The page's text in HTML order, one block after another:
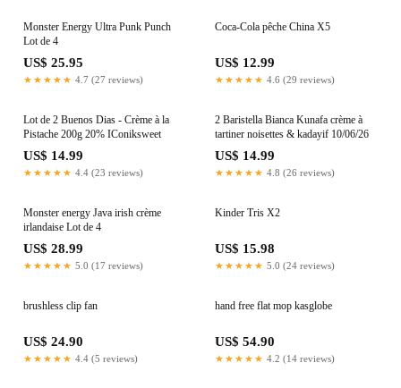
Monster Energy Ultra Punk Punch
Lot de 4
US$ 25.95
★★★★★ 4.7 (27 reviews)
Coca-Cola pêche China X5
US$ 12.99
★★★★★ 4.6 (29 reviews)
Lot de 2 Buenos Dias - Crème à la
Pistache 200g 20% IConiksweet
US$ 14.99
★★★★★ 4.4 (23 reviews)
2 Baristella Bianca Kunafa crème à
tartiner noisettes & kadayif 10/06/26
US$ 14.99
★★★★★ 4.8 (26 reviews)
Monster energy Java irish crème
irlandaise Lot de 4
US$ 28.99
★★★★★ 5.0 (17 reviews)
Kinder Tris X2
US$ 15.98
★★★★★ 5.0 (24 reviews)
brushless clip fan
US$ 24.90
★★★★★ 4.4 (5 reviews)
hand free flat mop kasglobe
US$ 54.90
★★★★★ 4.2 (14 reviews)